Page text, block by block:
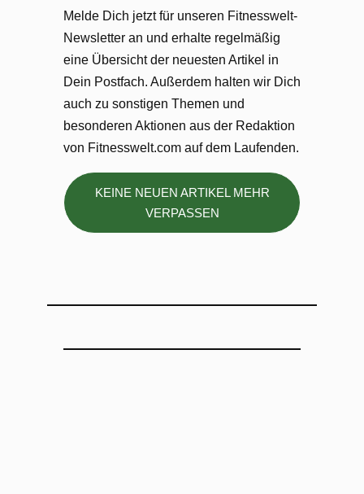
Melde Dich jetzt für unseren Fitnesswelt-
Newsletter an und erhalte regelmäßig
eine Übersicht der neuesten Artikel in
Dein Postfach. Außerdem halten wir Dich
auch zu sonstigen Themen und
besonderen Aktionen aus der Redaktion
von Fitnesswelt.com auf dem Laufenden.
KEINE NEUEN ARTIKEL MEHR
VERPASSEN